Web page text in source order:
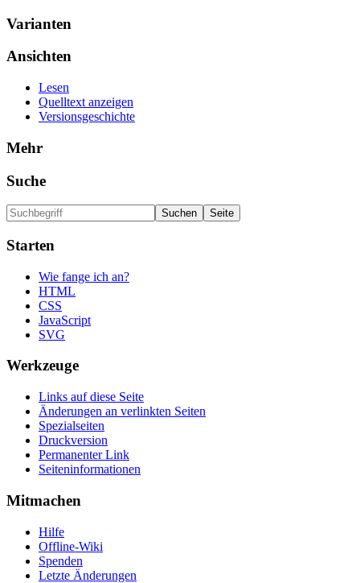
Varianten
Ansichten
Lesen
Quelltext anzeigen
Versionsgeschichte
Mehr
Suche
Starten
Wie fange ich an?
HTML
CSS
JavaScript
SVG
Werkzeuge
Links auf diese Seite
Änderungen an verlinkten Seiten
Spezialseiten
Druckversion
Permanenter Link
Seiten­informationen
Mitmachen
Hilfe
Offline-Wiki
Spenden
Letzte Änderungen